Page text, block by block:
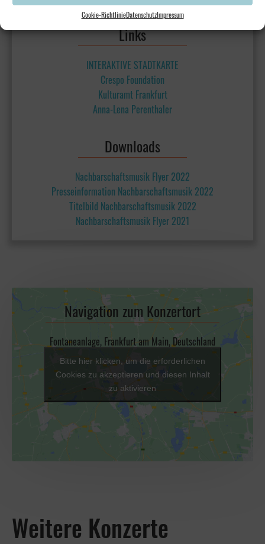
Cookie-RichtlinieDatenschutzImpressum
Links
INTERAKTIVE STADTKARTE
Crespo Foundation
Kulturamt Frankfurt
Anna-Lena Perenthaler
Downloads
Nachbarschaftsmusik Flyer 2022
Presseinformation Nachbarschaftsmusik 2022
Titelbild Nachbarschaftsmusik 2022
Nachbarschaftsmusik Flyer 2021
Navigation zum Konzertort
Fontaneanlage, Frankfurt am Main, Deutschland
Bitte hier klicken, um die erforderlichen
Cookies zu akzeptieren und diesen Inhalt
zu aktivieren
Weitere Konzerte